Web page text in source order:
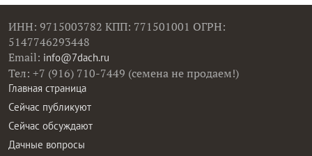
ИНН: 9715003782 КПП: 771501001 ОГРН:
5147746293448
Email: info@7dach.ru
Тел: +7 (916) 710-7449 (семена не продаем!)
Главная страница
Сейчас публикуют
Сейчас обсуждают
Дачные вопросы